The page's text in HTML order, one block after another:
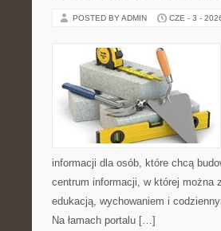
POSTED BY ADMIN CZE - 3 -
informacji dla osób, które chcą
centrum informacji, w której można
edukacją, wychowaniem i
Na łamach portalu […]